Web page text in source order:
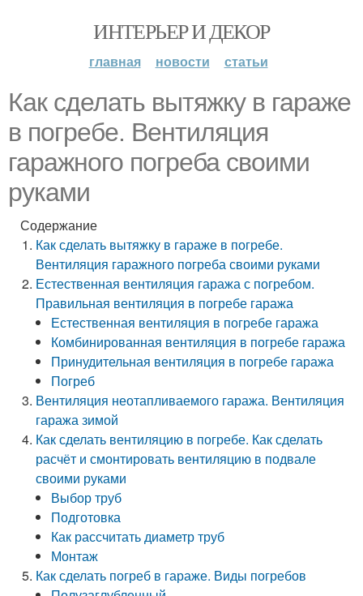
ИНТЕРЬЕР И ДЕКОР
главная новости статьи
Как сделать вытяжку в гараже
в погребе. Вентиляция
гаражного погреба своими
руками
Содержание
Как сделать вытяжку в гараже в погребе.
Вентиляция гаражного погреба своими руками
Естественная вентиляция гаража с погребом.
Правильная вентиляция в погребе гаража
Естественная вентиляция в погребе гаража
Комбинированная вентиляция в погребе гаража
Принудительная вентиляция в погребе гаража
Погреб
Вентиляция неотапливаемого гаража. Вентиляция
гаража зимой
Как сделать вентиляцию в погребе. Как сделать
расчёт и смонтировать вентиляцию в подвале
своими руками
Выбор труб
Подготовка
Как рассчитать диаметр труб
Монтаж
Как сделать погреб в гараже. Виды погребов